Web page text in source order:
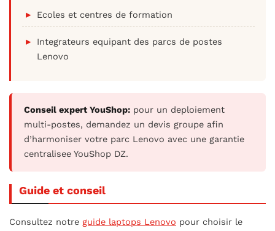
Ecoles et centres de formation
Integrateurs equipant des parcs de postes
Lenovo
Conseil expert YouShop: pour un deploiement
multi-postes, demandez un devis groupe afin
d’harmoniser votre parc Lenovo avec une garantie
centralisee YouShop DZ.
Guide et conseil
Consultez notre guide laptops Lenovo pour choisir le